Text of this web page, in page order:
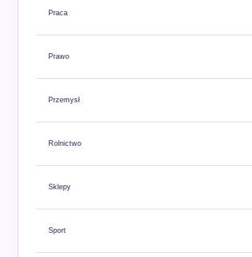
Praca
Prawo
Przemysł
Rolnictwo
Sklepy
Sport